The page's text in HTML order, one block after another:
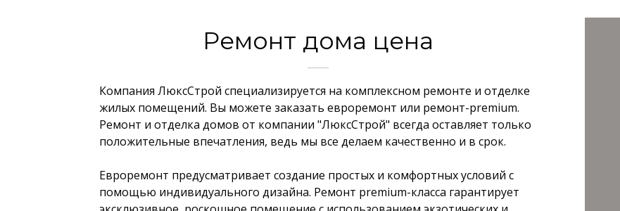
Ремонт дома цена
Компания ЛюксСтрой специализируется на комплексном ремонте и отделке
жилых помещений. Вы можете заказать евроремонт или ремонт-premium.
Ремонт и отделка домов от компании "ЛюксСтрой" всегда оставляет только
положительные впечатления, ведь мы все делаем качественно и в срок.
Евроремонт предусматривает создание простых и комфортных условий с
помощью индивидуального дизайна. Ремонт premium-класса гарантирует